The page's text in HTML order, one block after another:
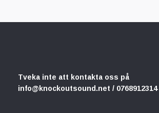
Tveka inte att kontakta oss på
info@knockoutsound.net / 0768912314